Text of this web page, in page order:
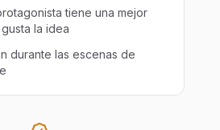
tiene una mejor
la idea
durante las escenas de